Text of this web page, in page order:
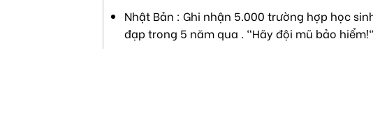
Nhật Bản : Ghi nhận 5.000 trường hợp học
đạp trong 5 năm qua . "Hãy đội mũ bảo hiểm!"